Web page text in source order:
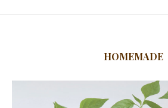
HOMEMADE